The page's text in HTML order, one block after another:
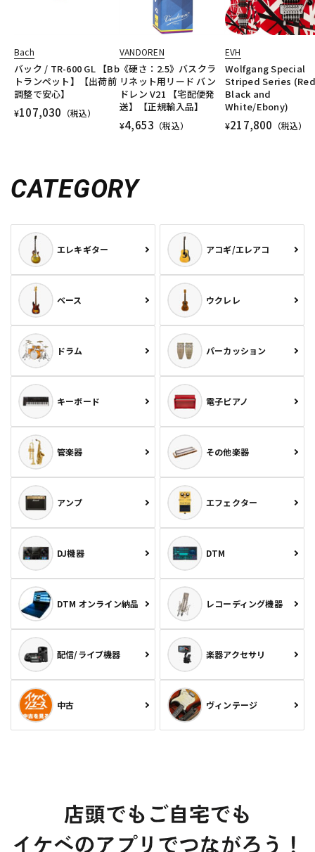
Bach
バック / TR-600 GL 【Bb
トランペット】【出荷前
調整で安心】
¥107,030 （税込）
VANDOREN
《硬さ：2.5》バスクラ
リネット用リード バン
ドレン V21 【宅配便発
送】【正規輸入品】
¥4,653 （税込）
EVH
Wolfgang Special
Striped Series (Red
Black and
White/Ebony)
¥217,800 （税込）
CATEGORY
エレキギター アコギ/エレアコ
ベース ウクレレ
ドラム パーカッション
キーボード 電子ピアノ
管楽器 その他楽器
アンプ エフェクター
DJ機器 DTM
DTM オンライン納品 レコーディング機器
配信/ライブ機器 楽器アクセサリ
中古 ヴィンテージ